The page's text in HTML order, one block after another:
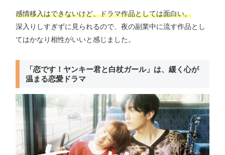
感情移入はできないけど、ドラマ作品としては面白い。
深入りしすぎずに見られるので、夜の副業中に流す作品とし
てはかなり相性がいいと感じました。
「恋です！ヤンキー君と白杖ガール」は、緩く心が
温まる恋愛ドラマ